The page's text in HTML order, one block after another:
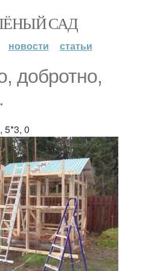
САД
новости статьи
добротно,
5*3, 0